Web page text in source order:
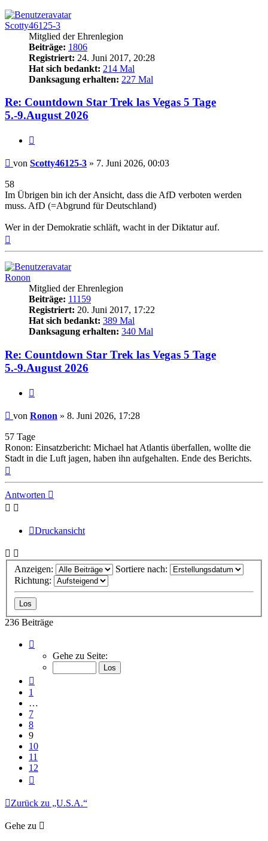
Scotty46125-3
Mitglied der Ehrenlegion
Beiträge: 1806
Registriert: 24. Juni 2017, 20:28
Hat sich bedankt: 214 Mal
Danksagung erhalten: 227 Mal
Re: Countdown Star Trek las Vegas 5 Tage
5.-9.August 2026
Beitrag
von Scotty46125-3 » 7. Juni 2026, 00:03
58
Im Übrigen bin ich der Ansicht, dass die AfD verboten werden
muss. AfD (=Abgrund für Deutschland)
Wer in der Demokratie schläft, wacht in der Diktatur auf.
Ronon
Mitglied der Ehrenlegion
Beiträge: 11159
Registriert: 20. Juni 2017, 17:22
Hat sich bedankt: 389 Mal
Danksagung erhalten: 340 Mal
Re: Countdown Star Trek las Vegas 5 Tage
5.-9.August 2026
Beitrag
von Ronon » 8. Juni 2026, 17:28
57 Tage
Ronon: Einsatzbericht: Michael hat Atlantis überfallen, wollte die
Stadt in die Luft jagen, haben ihn aufgehalten. Ende des Berichts.
Antworten
Druckansicht
Anzeigen:
Sortiere nach:
Richtung:
236 Beiträge
von
Gehe zu Seite:
1
…
7
8
9
10
11
12
Zurück zu „U.S.A.“
Gehe zu